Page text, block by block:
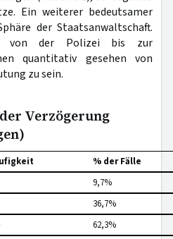
Ein weiterer bedeutsamer
der Staatsanwaltschaft.
von der Polizei bis zur
quantitativ gesehen von
zu sein.
Verzögerung
% der Fälle
9,7%
36,7%
62,3%